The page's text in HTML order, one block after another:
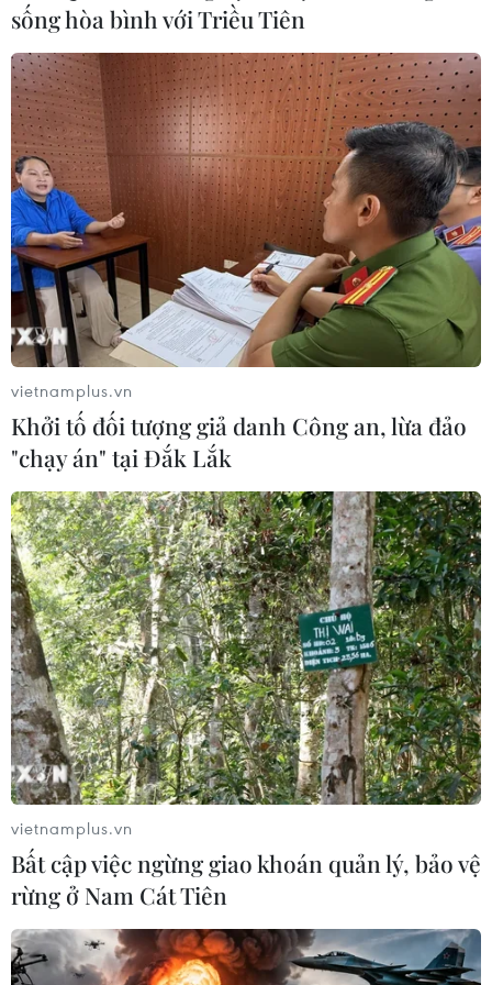
sống hòa bình với Triều Tiên
vietnamplus.vn
Khởi tố đối tượng giả danh Công an, lừa đảo
"chạy án" tại Đắk Lắk
vietnamplus.vn
Bất cập việc ngừng giao khoán quản lý, bảo vệ
rừng ở Nam Cát Tiên